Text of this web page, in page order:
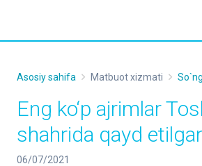
Asosiy sahifa Matbuot xizmati
Eng ko‘p ajrimlar
shahrida qayd
06/07/2021